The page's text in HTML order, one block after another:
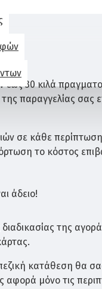
άδειο!
30 κιλά
παραγγελίας σας
σε κάθε
το κόστος
της
κατάθεση θα
αφορά μόνο τις